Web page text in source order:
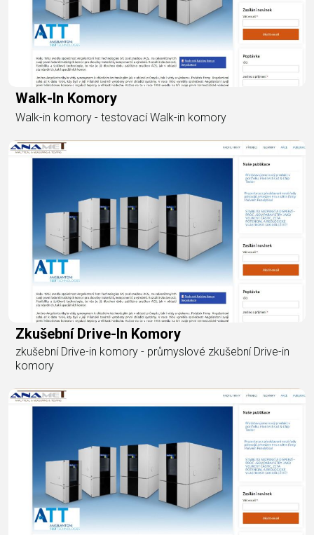
Walk-In Komory
Walk-in komory - testovací Walk-in komory
Zkušební Drive-In Komory
zkušební Drive-in komory - průmyslové zkušební Drive-in
komory